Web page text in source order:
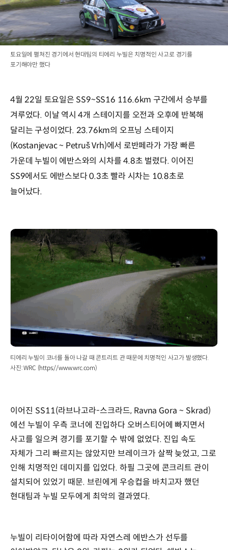
토요일에 펼쳐진 경기에서 현대팀의 티에리 누빌은 치명적인 사고로 경기를
포기해야만 했다
4월 22일 토요일은 SS9~SS16 116.6km 구간에서 승부를
겨루었다. 이날 역시 4개 스테이지를 오전과 오후에 반복해
달리는 구성이었다. 23.76km의 오프닝 스테이지
(Kostanjevac ~ Petruš Vrh)에서 로반페라가 가장 빠른
가운데 누빌이 에반스와의 시차를 4.8초 벌렸다. 이어진
SS9에서도 에반스보다 0.3초 빨라 시차는 10.8초로
늘어났다.
티에리 누빌이 코너를 돌아 나갈 때 콘트리트 관 때문에 치명적인 사고가 발생했다.
사진: WRC (https://www.wrc.com)
이어진 SS11(라브나고라-스크라드, Ravna Gora ~ Skrad)
에선 누빌이 우측 코너에 진입하다 오버스티어에 빠지면서
사고를 일으켜 경기를 포기할 수 밖에 없었다. 진입 속도
자체가 그리 빠르지는 않았지만 브레이크가 살짝 늦었고, 그로
인해 치명적인 데미지를 입었다. 하필 그곳에 콘크리트 관이
설치되어 있었기 때문. 브린에게 우승컵을 바치고자 했던
현대팀과 누빌 모두에게 최악의 결과였다.
누빌이 리타이어함에 따라 자연스레 에반스가 선두를